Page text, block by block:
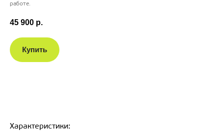
работе.
45 900 р.
Купить
Характеристики: